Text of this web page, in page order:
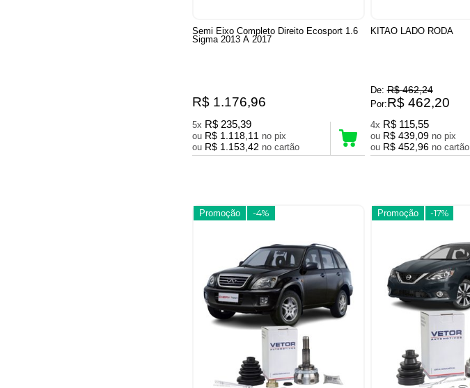
Semi Eixo Completo Direito Ecosport 1.6
Sigma 2013 A 2017
R$ 1.176,96
5x R$ 235,39
ou R$ 1.118,11
no pix
ou R$ 1.153,42 no cartão
KITAO LADO RODA
De: R$ 462,24
Por:R$ 462,20
4x R$ 115,55
ou R$ 439,09
no pix
ou R$ 452,96 no cartão
Promoção -4% Promoção -17%